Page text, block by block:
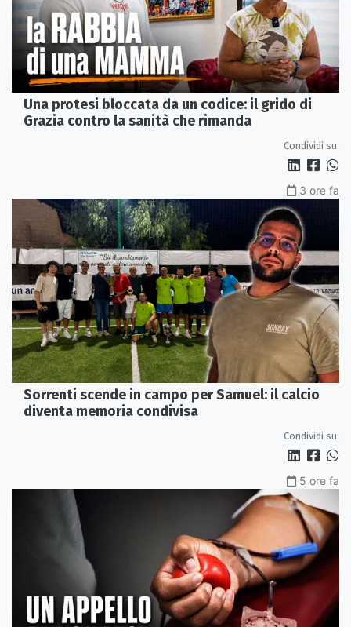
Una protesi bloccata da un codice: il grido di
Grazia contro la sanità che rimanda
Condividi su:
3 ore fa
Sorrenti scende in campo per Samuel: il calcio
diventa memoria condivisa
Condividi su:
5 ore fa